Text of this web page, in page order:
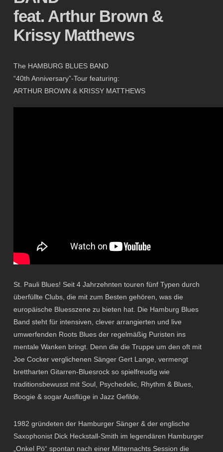
feat. Arthur Brown &
Krissy Matthews
The HAMBURG BLUES BAND
“40th Anniversary”-Tour featuring:
ARTHUR BROWN & KRISSY MATTHEWS
St. Pauli Blues! Seit 4 Jahrzehnten touren fünf Typen durch
überfüllte Clubs, die mit zum Besten gehören, was die
europäische Bluesszene zu bieten hat. Die Hamburg Blues
Band steht für intensiven, clever arrangierten und live
umwerfenden Roots Blues der regelmäßig Puristen ins
mentale Wanken bringt. Denn die die Truppe um den oft mit
Joe Cocker verglichenen Sänger Gert Lange, vermengt
brettharten Gitarren-Bluesrock so spielfreudig wie
traditionsbewusst mit Soul, Psychedelic, Rhythm & Blues,
Boogie & sogar Ausflüge in Jazz Gefilde.
1982 gründeten der Hamburger Sänger & der englische
Saxophonist Dick Heckstall-Smith im legendären Hamburger
„Onkel Pö“ spontan nach einer Mitternachts Session die